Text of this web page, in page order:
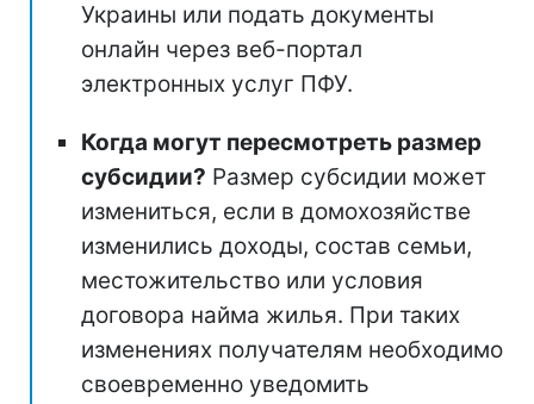
Украины или подать документы
онлайн через веб-портал
электронных услуг ПФУ.
Когда могут пересмотреть размер
субсидии? Размер субсидии может
измениться, если в домохозяйстве
изменились доходы, состав семьи,
местожительство или условия
договора найма жилья. При таких
изменениях получателям необходимо
своевременно уведомить